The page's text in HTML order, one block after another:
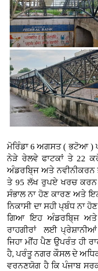
ਮੋਰਿੰਡਾ 6 ਅਗਸਤ ( ਭਟੋਆ )
ਨੇੜੇ ਰੇਲਵੇ ਫਾਟਕਾਂ ਤੇ 22
ਅੰਡਰਬਿ੍ਜ ਅਤੇ
ਤੇ 95 ਲੱਖ ਰੁਪਏ ਖਰਚ ਕਰਨ
ਸੰਭਾਲ ਨਾ ਹੋਣ ਕਾਰਣ ਅਤੇ
ਨਿਕਾਸੀ ਦਾ ਸਹੀ ਪ੍ਬੰਧ ਨਾ
ਗਿਆ ਇਹ ਅੰਡਰਬਿ੍ਜ
ਰਾਹਗੀਰਾਂ ਲਈ ਪ੍ਰੇਸ਼ਾਨੀਆਂ
ਜਿਹਾ ਮੀਂਹ ਪੈਣ ਉਪਰੰਤ ਹੀ
ਹੈ, ਪਰੰਤੂ ਨਗਰ ਕੌਸਲ ਦੇ
ਵਰਨਣਯੋਗ ਹੈ ਕਿ ਪੰਜਾਬ